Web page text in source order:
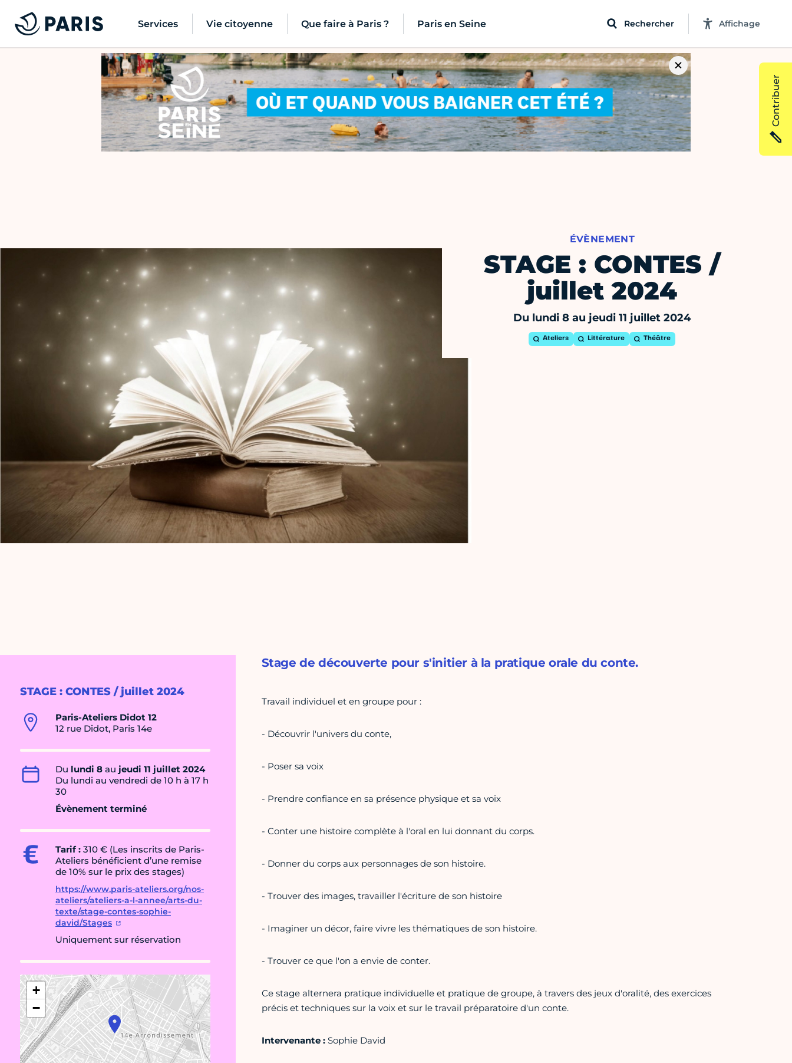
Services Vie citoyenne Que faire à Paris ? Paris en Seine Rechercher Affichage
ÉVÈNEMENT
STAGE : CONTES /
juillet 2024
Du lundi 8 au jeudi 11 juillet 2024
Ateliers Littérature Théâtre
STAGE : CONTES / juillet 2024
Paris-Ateliers Didot 12
12 rue Didot, Paris 14e
Du lundi 8 au jeudi 11 juillet 2024
Du lundi au vendredi de 10 h à 17 h
30
Évènement terminé
Tarif : 310 € (Les inscrits de Paris-
Ateliers bénéficient d’une remise
de 10% sur le prix des stages)
https://www.paris-ateliers.org/nos-
ateliers/ateliers-a-l-annee/arts-du-
texte/stage-contes-sophie-
david/Stages
Uniquement sur réservation
+
−
Stage de découverte pour s'initier à la pratique orale du conte.
Travail individuel et en groupe pour :
- Découvrir l'univers du conte,
- Poser sa voix
- Prendre confiance en sa présence physique et sa voix
- Conter une histoire complète à l'oral en lui donnant du corps.
- Donner du corps aux personnages de son histoire.
- Trouver des images, travailler l'écriture de son histoire
- Imaginer un décor, faire vivre les thématiques de son histoire.
- Trouver ce que l'on a envie de conter.
Ce stage alternera pratique individuelle et pratique de groupe, à travers des jeux d'oralité, des exercices
précis et techniques sur la voix et sur le travail préparatoire d'un conte.
Intervenante :Sophie David
Contribuer